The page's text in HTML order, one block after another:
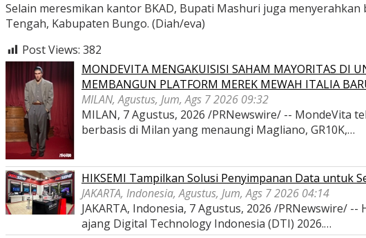
Selain meresmikan kantor BKAD, Bupati Mashuri juga
Tengah, Kabupaten Bungo. (Diah/eva)
Post Views: 382
MONDEVITA MENGAKUISISI SAHAM MAYORITAS DI
MEMBANGUN PLATFORM MEREK MEWAH ITALIA
MILAN, Agustus, Jum, Ags 7 2026 09:32
MILAN, 7 Agustus, 2026 /PRNewswire/ -- MondeVita
berbasis di Milan yang menaungi Magliano, GR10K,…
HIKSEMI Tampilkan Solusi Penyimpanan Data untuk
JAKARTA, Indonesia, Agustus, Jum, Ags 7 2026 04:14
JAKARTA, Indonesia, 7 Agustus, 2026 /PRNewswire/
ajang Digital Technology Indonesia (DTI) 2026.…